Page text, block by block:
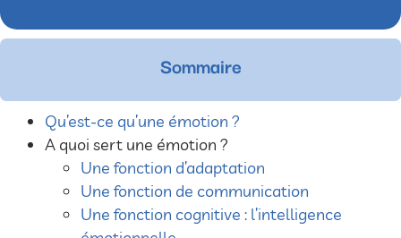
Sommaire
Qu’est-ce qu’une émotion ?
A quoi sert une émotion ?
Une fonction d’adaptation
Une fonction de communication
Une fonction cognitive : l’intelligence